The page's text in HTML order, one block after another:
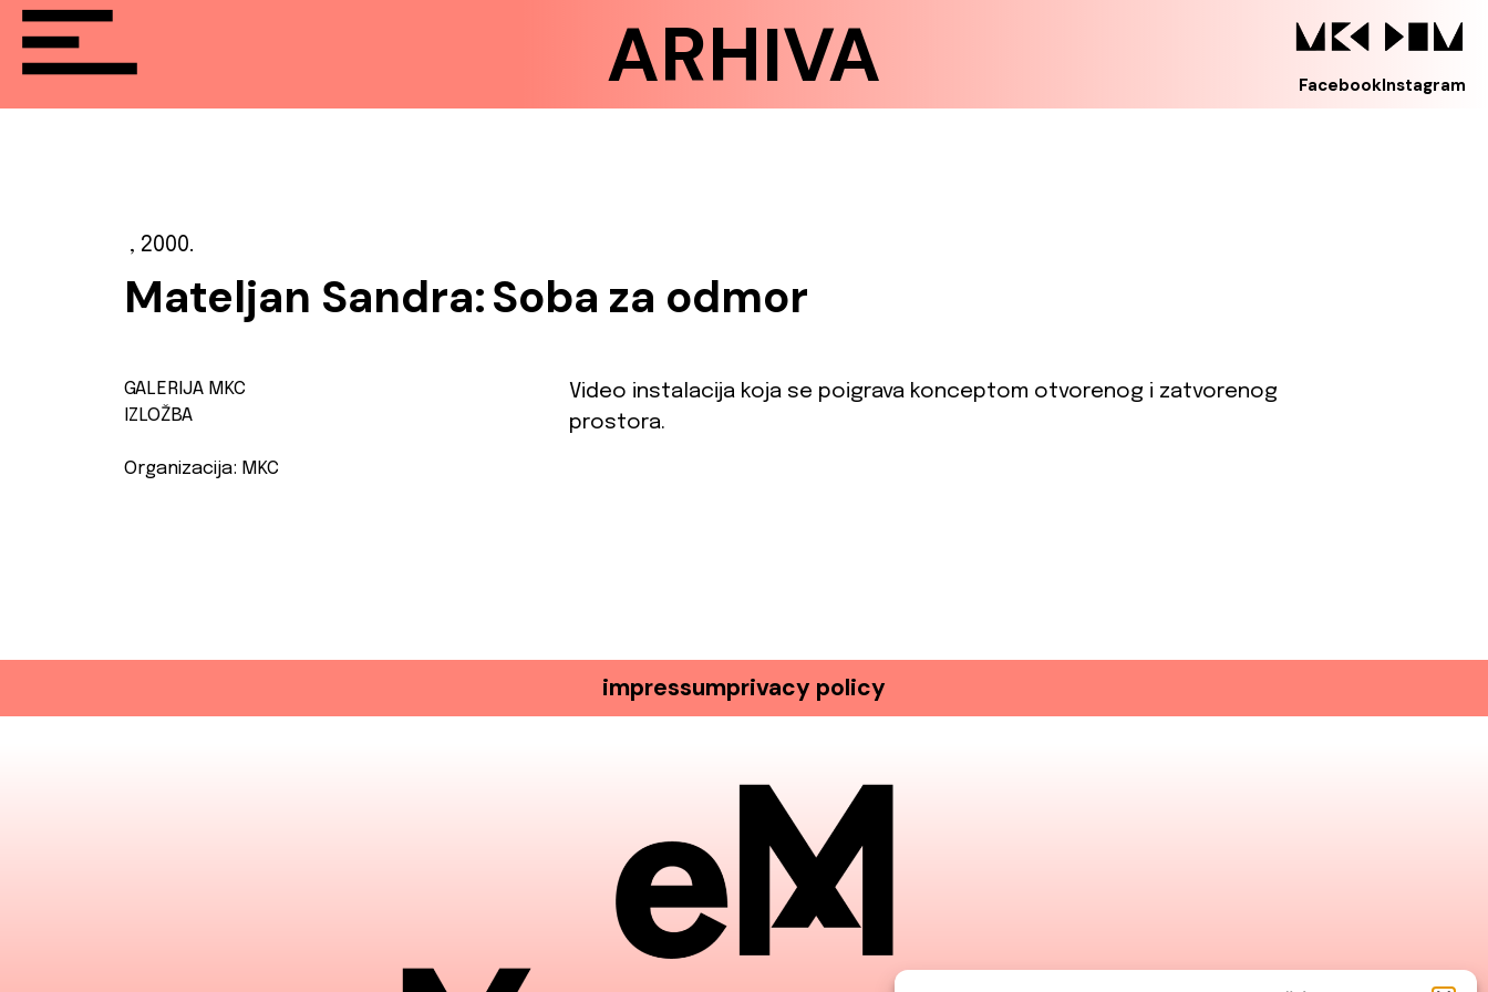
FacebookInstagram
ARHIVA
, 2000.
Mateljan Sandra:Soba za odmor
GALERIJA MKC
IZLOŽBA
Organizacija: MKC
Video instalacija koja se poigrava konceptom otvorenog i zatvorenog
prostora.
impressumprivacy policy